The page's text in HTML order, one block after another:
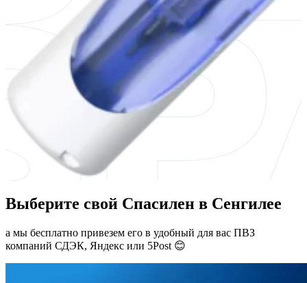
Выберите свой Спасилен в Сенгилее
а мы бесплатно привезем его в удобный для вас ПВЗ
компаний СДЭК, Яндекс или 5Post 😊